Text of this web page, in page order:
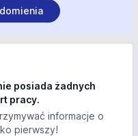
posiada żadnych
pracy.
informacje o
pierwszy!